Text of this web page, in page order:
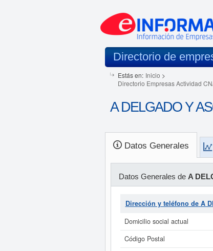
Directorio de
Estás en: Inicio >
Directorio Empresas Actividad
A DELGADO Y
Datos Generales
Datos Generales de A
Dirección y teléfono de A
Domicilio social actual
Código Postal